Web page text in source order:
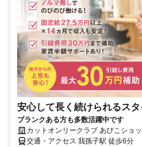
安心して長く続けられるス
ブランクある方も多数活躍中です
カットオンリークラブ あびこショ
交通・アクセス 我孫子駅 徒歩6分